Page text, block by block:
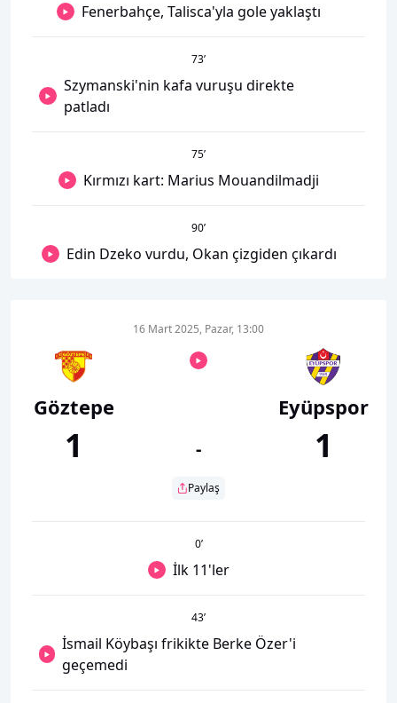
Fenerbahçe, Talisca'yla gole yaklaştı
73’
Szymanski'nin kafa vuruşu direkte
patladı
75’
Kırmızı kart: Marius Mouandilmadji
90’
Edin Dzeko vurdu, Okan çizgiden çıkardı
Göztepe
1
16 Mart 2025, Pazar, 13:00
-
Paylaş
Eyüpspor
1
0’
İlk 11'ler
43’
İsmail Köybaşı frikikte Berke Özer'i
geçemedi